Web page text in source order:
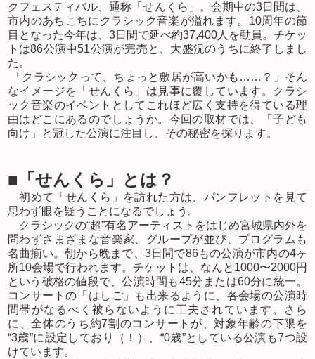
クフェスティバル、通称「せんくら」。会期中の3日間は、
市内のあちこちに クラシック音楽が溢れます。 10周年の節
目となった今年は、 3日間で延べ約37,400人を動員。チケッ
トは86公演中51公演が完売と、大盛況のうちに終了しまし
た。
「クラシックって、ちょっと敷居が高いかも……？」そん
なイメージを「せんくら」は見事に覆しています。クラシ
ック音楽のイベントとしてこれほど広く支持を得ている理
由はどこにあるのでしょうか。今回の取材では、「子ども
向け」と冠した公演に注目し、その秘密を探ります。
■「せんくら」とは？
初めて「せんくら」を訪れた方は、パンフレットを見て
思わず眼を疑うことになるでしょう。
クラシックの“超”有名アーティストをはじめ宮城県内外を
問わずさまざまな音楽家、グループが並び、プログラムも
名曲揃い。朝から晩まで、 3日間で86もの公演が市内の4ヶ
所10会場で行われます。チケットは、なんと 1000〜2000円
という破格の値段で、公演時間も45分または60分に統一。
コンサートの「はしご」も出来るように、各会場の公演時
間帯がなるべく被らないように工夫されています。さら
に、全体のうち約7割のコンサートが、対象年齢の下限を
“3歳”に設定しており（！）、“0歳”としている公演も7つ設
けています。